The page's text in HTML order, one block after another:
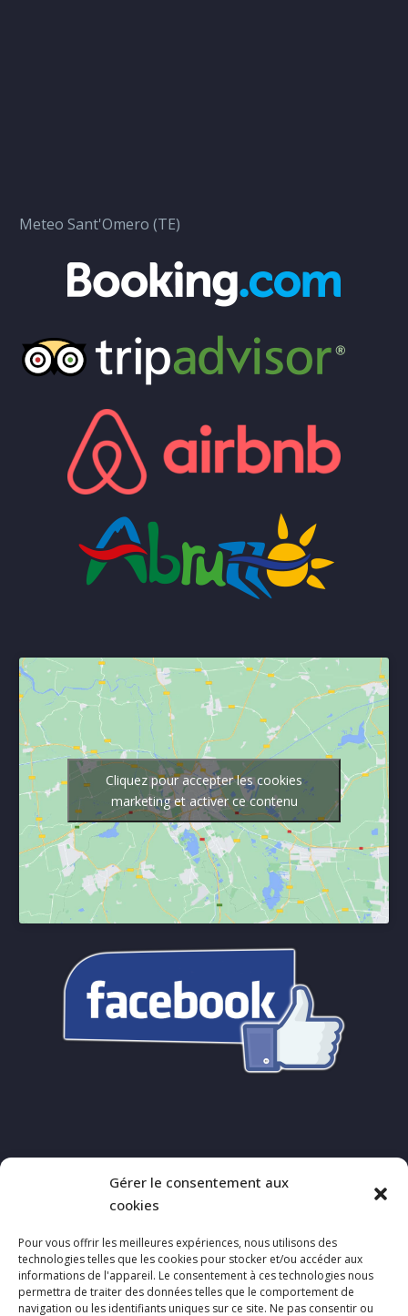
Gérer le consentement aux
cookies
Pour vous offrir les meilleures expériences, nous utilisons des
technologies telles que les cookies pour stocker et/ou accéder aux
informations de l'appareil. Le consentement à ces technologies nous
permettra de traiter des données telles que le comportement de
navigation ou les identifiants uniques sur ce site. Ne pas consentir ou
Meteo Sant'Omero (TE)
Cliquez pour accepter les cookies
marketing et activer ce contenu